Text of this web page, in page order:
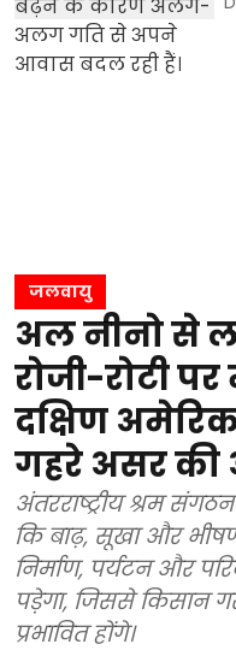
जलवायु
अल नीनो से
रोजी-रोटी
दक्षिण
गहरे असर
अंतरराष्ट्रीय श्रम
कि बाढ़, सूखा और
निर्माण, पर्यटन और
पड़ेगा, जिससे किसान
प्रभावित होंगे।